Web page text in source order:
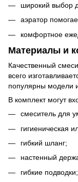
широкий выбор
аэратор
комфортное
Материалы и
Качественный
всего
популярны модели
В комплект могут
смеситель для
гигиеническая
гибкий шланг;
настенный
гибкие подводки;